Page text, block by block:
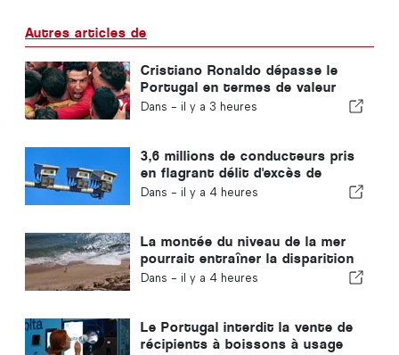
Autres articles de
Cristiano Ronaldo dépasse le
Portugal en termes de valeur
commerciale
Dans - il y a 3 heures
3,6 millions de conducteurs pris
en flagrant délit d'excès de
vitesse au Portugal en 10 ans
Dans - il y a 4 heures
La montée du niveau de la mer
pourrait entraîner la disparition
de 40 % des plages du Portugal
Dans - il y a 4 heures
Le Portugal interdit la vente de
récipients à boissons à usage